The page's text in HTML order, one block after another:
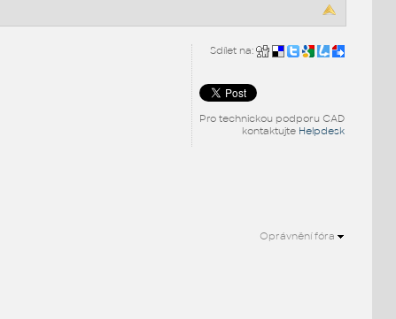
Sdílet na:
Pro technickou podporu CAD
kontaktujte Helpdesk
Oprávnění fóra